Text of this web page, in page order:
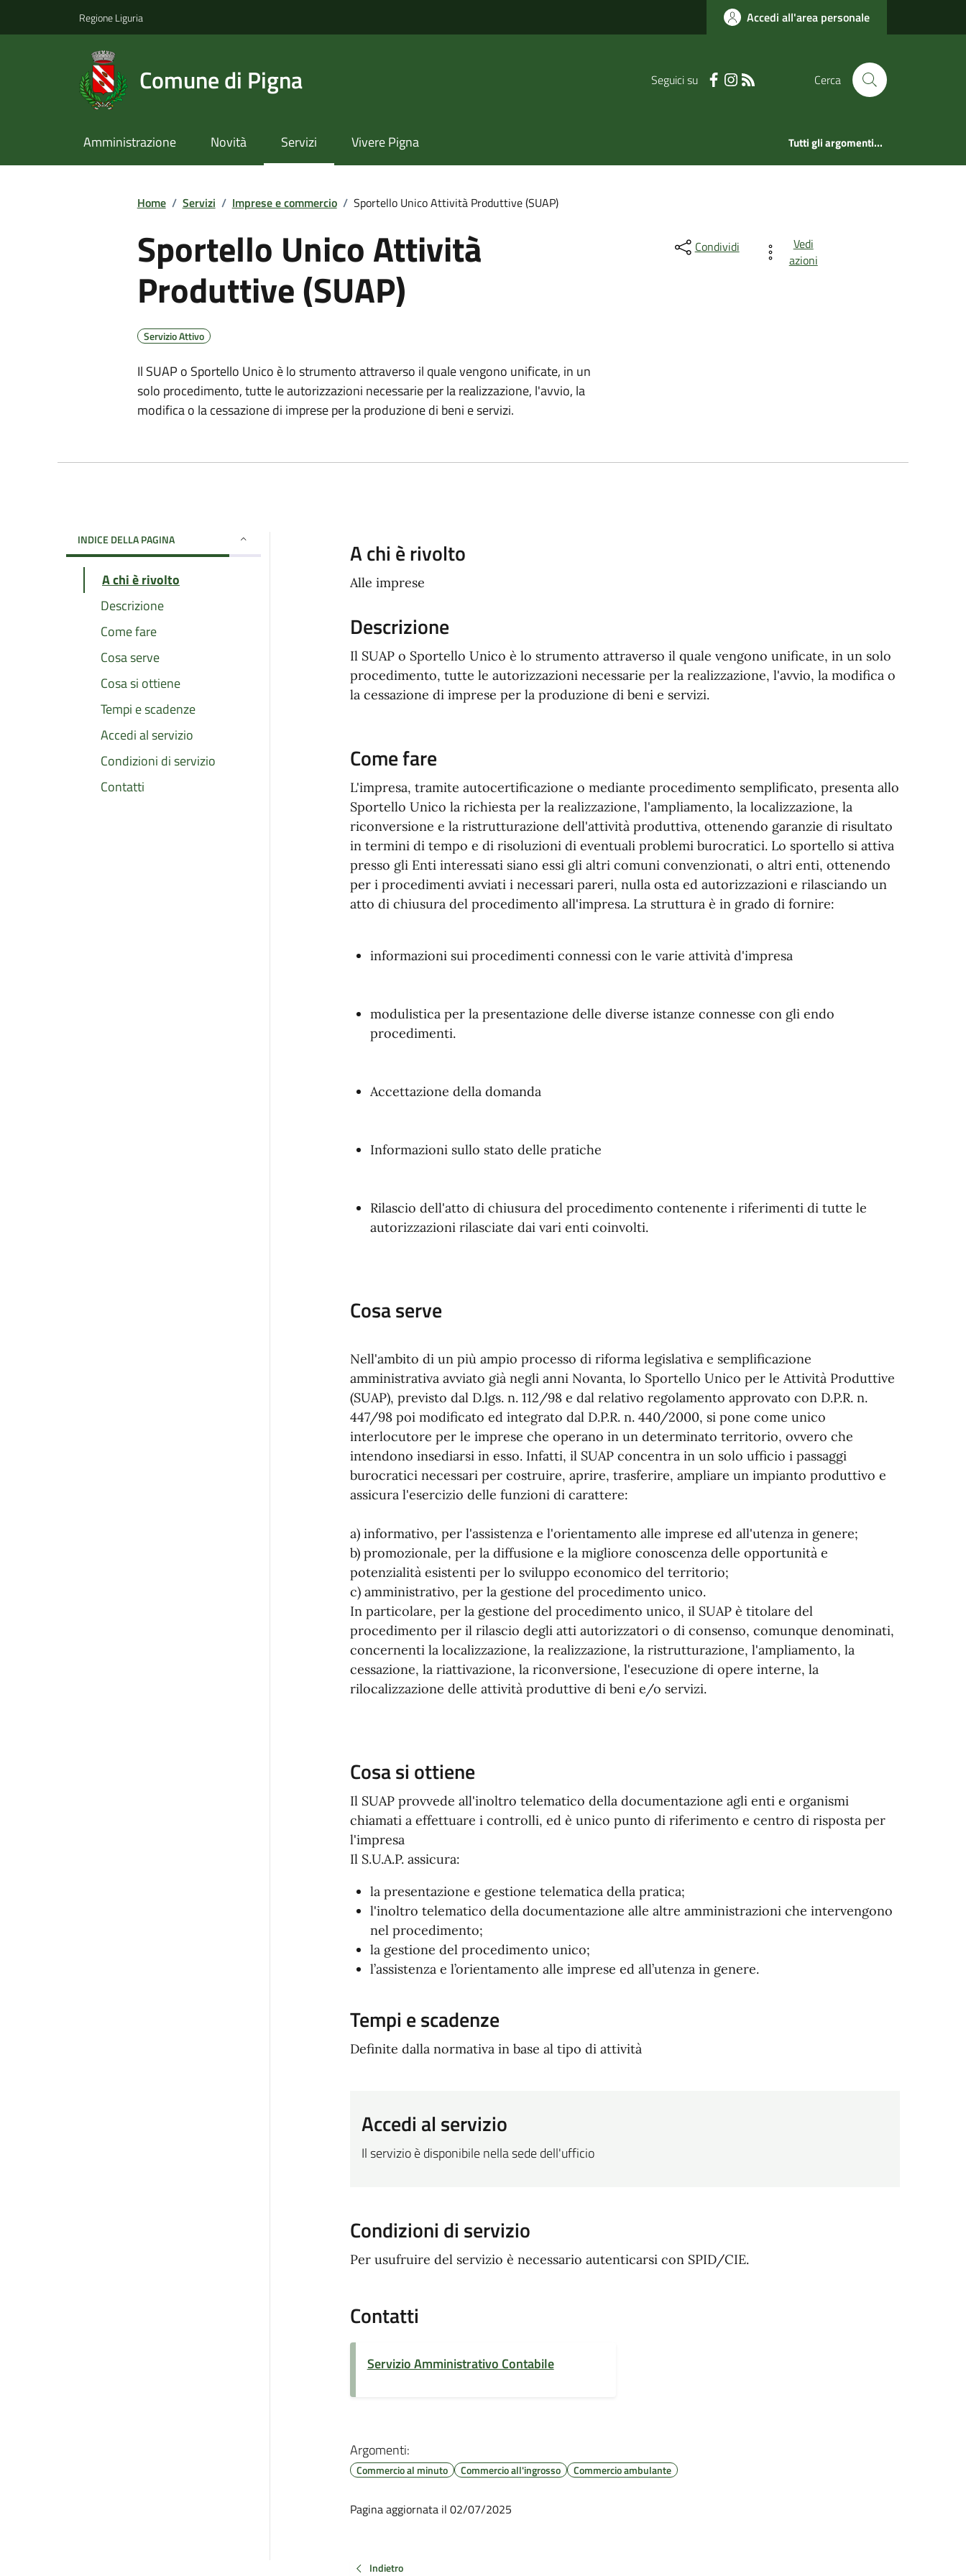
Regione Liguria Accedi all'area personale
Comune di Pigna Seguici su Cerca
Amministrazione Novità Servizi Vivere Pigna Tutti gli argomenti...
Home / Servizi / Imprese e commercio / Sportello Unico Attività Produttive (SUAP)
Sportello Unico Attività
Produttive (SUAP)
Servizio Attivo
Il SUAP o Sportello Unico è lo strumento attraverso il quale vengono unificate, in un
solo procedimento, tutte le autorizzazioni necessarie per la realizzazione, l'avvio, la
modifica o la cessazione di imprese per la produzione di beni e servizi.
Condividi
Vedi
azioni
INDICE DELLA PAGINA
A chi è rivolto
Descrizione
Come fare
Cosa serve
Cosa si ottiene
Tempi e scadenze
Accedi al servizio
Condizioni di servizio
Contatti
A chi è rivolto
Alle imprese
Descrizione
Il SUAP o Sportello Unico è lo strumento attraverso il quale vengono unificate, in un solo
procedimento, tutte le autorizzazioni necessarie per la realizzazione, l'avvio, la modifica o
la cessazione di imprese per la produzione di beni e servizi.
Come fare
L'impresa, tramite autocertificazione o mediante procedimento semplificato, presenta allo
Sportello Unico la richiesta per la realizzazione, l'ampliamento, la localizzazione, la
riconversione e la ristrutturazione dell'attività produttiva, ottenendo garanzie di risultato
in termini di tempo e di risoluzioni di eventuali problemi burocratici. Lo sportello si attiva
presso gli Enti interessati siano essi gli altri comuni convenzionati, o altri enti, ottenendo
per i procedimenti avviati i necessari pareri, nulla osta ed autorizzazioni e rilasciando un
atto di chiusura del procedimento all'impresa. La struttura è in grado di fornire:
informazioni sui procedimenti connessi con le varie attività d'impresa
modulistica per la presentazione delle diverse istanze connesse con gli endo
procedimenti.
Accettazione della domanda
Informazioni sullo stato delle pratiche
Rilascio dell'atto di chiusura del procedimento contenente i riferimenti di tutte le
autorizzazioni rilasciate dai vari enti coinvolti.
Cosa serve
Nell'ambito di un più ampio processo di riforma legislativa e semplificazione
amministrativa avviato già negli anni Novanta, lo Sportello Unico per le Attività Produttive
(SUAP), previsto dal D.lgs. n. 112/98 e dal relativo regolamento approvato con D.P.R. n.
447/98 poi modificato ed integrato dal D.P.R. n. 440/2000, si pone come unico
interlocutore per le imprese che operano in un determinato territorio, ovvero che
intendono insediarsi in esso. Infatti, il SUAP concentra in un solo ufficio i passaggi
burocratici necessari per costruire, aprire, trasferire, ampliare un impianto produttivo e
assicura l'esercizio delle funzioni di carattere:
a) informativo, per l'assistenza e l'orientamento alle imprese ed all'utenza in genere;
b) promozionale, per la diffusione e la migliore conoscenza delle opportunità e
potenzialità esistenti per lo sviluppo economico del territorio;
c) amministrativo, per la gestione del procedimento unico.
In particolare, per la gestione del procedimento unico, il SUAP è titolare del
procedimento per il rilascio degli atti autorizzatori o di consenso, comunque denominati,
concernenti la localizzazione, la realizzazione, la ristrutturazione, l'ampliamento, la
cessazione, la riattivazione, la riconversione, l'esecuzione di opere interne, la
rilocalizzazione delle attività produttive di beni e/o servizi.
Cosa si ottiene
Il SUAP provvede all'inoltro telematico della documentazione agli enti e organismi
chiamati a effettuare i controlli, ed è unico punto di riferimento e centro di risposta per
l'impresa
Il S.U.A.P. assicura:
la presentazione e gestione telematica della pratica;
l'inoltro telematico della documentazione alle altre amministrazioni che intervengono
nel procedimento;
la gestione del procedimento unico;
l’assistenza e l’orientamento alle imprese ed all’utenza in genere.
Tempi e scadenze
Definite dalla normativa in base al tipo di attività
Accedi al servizio
Il servizio è disponibile nella sede dell'ufficio
Condizioni di servizio
Per usufruire del servizio è necessario autenticarsi con SPID/CIE.
Contatti
Servizio Amministrativo Contabile
Argomenti:
Commercio al minuto Commercio all'ingrosso Commercio ambulante
Pagina aggiornata il 02/07/2025
Indietro